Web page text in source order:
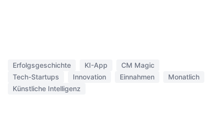
Erfolgsgeschichte KI-App
CM Magic
Tech-Startups
Innovation Einnahmen
Monatlich
Künstliche Intelligenz